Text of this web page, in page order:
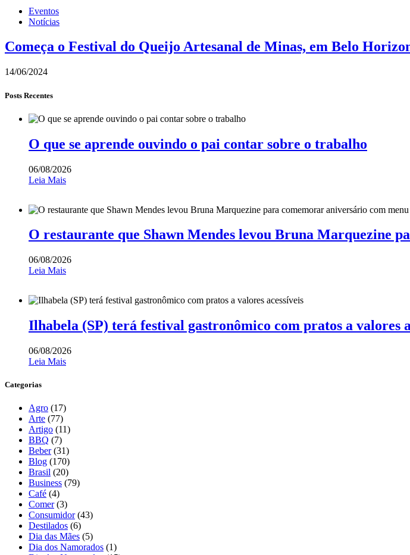
Eventos
Notícias
Começa o Festival do Queijo Artesanal de Minas, em Belo
14/06/2024
Posts Recentes
O que se aprende ouvindo o pai contar sobre o trabalho
06/08/2026
Leia Mais
O restaurante que Shawn Mendes levou Bruna Marquezine
06/08/2026
Leia Mais
Ilhabela (SP) terá festival gastronômico com pratos a valores
06/08/2026
Leia Mais
Categorias
Agro (17)
Arte (77)
Artigo (11)
BBQ (7)
Beber(31)
Blog (170)
Brasil (20)
Business (79)
Café (4)
Comer(3)
Consumidor(43)
Destilados (6)
Dia das Mães (5)
Dia dos Namorados (1)